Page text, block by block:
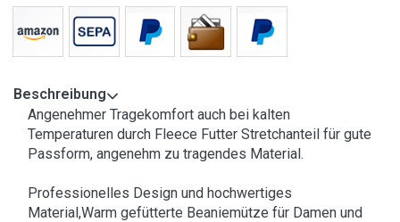
Beschreibung
Angenehmer Tragekomfort auch bei kalten
Temperaturen durch Fleece Futter Stretchanteil für gute
Passform, angenehm zu tragendes Material.
Professionelles Design und hochwertiges
Material,Warm gefütterte Beaniemütze für Damen und